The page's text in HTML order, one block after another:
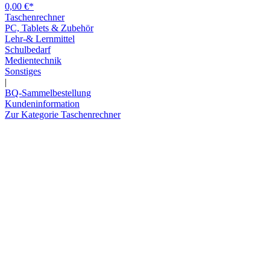
0,00 €*
Taschenrechner
PC, Tablets & Zubehör
Lehr-& Lernmittel
Schulbedarf
Medientechnik
Sonstiges
|
BQ-Sammelbestellung
Kundeninformation
Zur Kategorie Taschenrechner